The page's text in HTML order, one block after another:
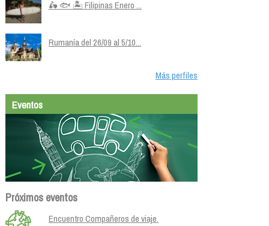
🛵 🐟 🏝️ Filipinas Enero ...
Rumanía del 26/09 al 5/10...
Más perfiles
Eventos
Próximos eventos
Encuentro Compañeros de viaje.